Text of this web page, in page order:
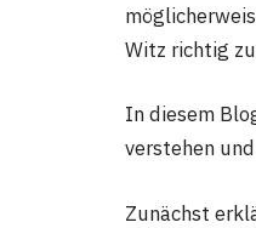
Witz richtig
In diesem
verstehen
Zunächst